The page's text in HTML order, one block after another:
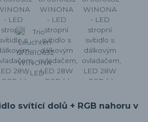
svítící dolů + RGB nahoru v